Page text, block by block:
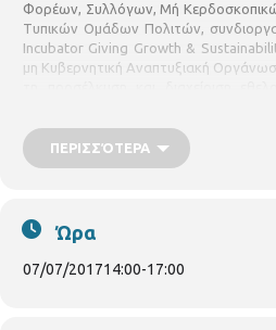
Φορέων, Συλλόγων, Μή
Τυπικών Ομάδων Πολιτών,
Incubator Giving Growth &
μη Κυβερνητική Αναπτυξιακή
έως τις 17:00, στην αίθουσα Νερού στο
ΠΕΡΙΣΣΌΤΕΡΑ
Ώρα
07/07/201714:00-17:00